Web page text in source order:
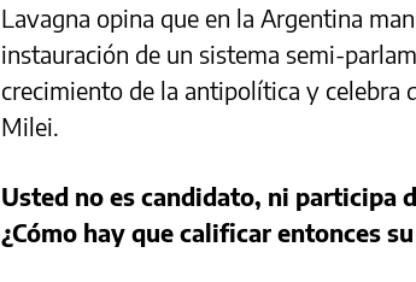
Lavagna opina que en la Argentina
instauración de un sistema semi-
crecimiento de la antipolítica y celebra
Milei.
Usted no es candidato, ni participa
¿Cómo hay que calificar entonces